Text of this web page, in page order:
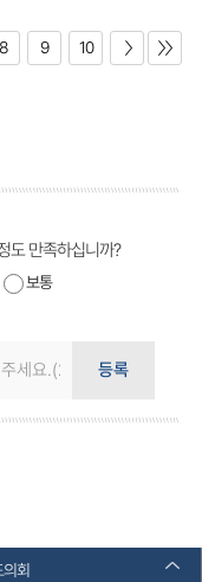
8 9 10
도 만족하십니까?
보통
등록
회